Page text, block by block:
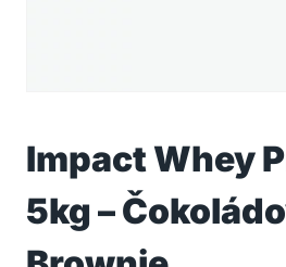
Impact Whey
5kg –